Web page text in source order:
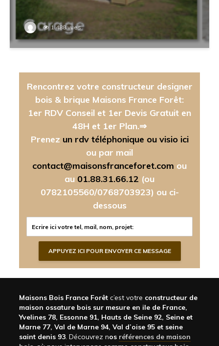
1 488 vues
Rencontrez votre constructeur designer
bois & brique Maisons France Forêt:
1er RDV Conseil et 1er Devis Gratuit en
48H et 1er Plan.⇒
Prenez un rdv téléphonique ou visio ici
ou par mail
contact@maisonsfranceforet.com ou
au 01.88.31.66.12 (ou
0782105560/0768703923) ou ci-
dessous
Maisons Bois France Forêt c’est votre constructeur de
maison ossature bois sur mesure en ile de France,
Yvelines 78, Essonne 91, Hauts de Seine 92, Seine et
Marne 77, Val de Marne 94, Val d’oise 95 et seine
saint denis 93. Découvrez nos références de maison